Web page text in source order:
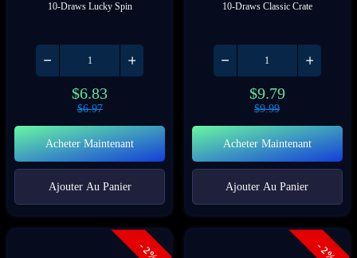
10-Draws Lucky Spin
$6.83
$6.97
Acheter Maintenant
Ajouter Au Panier
10-Draws Classic Crate
$9.79
$9.99
Acheter Maintenant
Ajouter Au Panier
- 2% - 2%